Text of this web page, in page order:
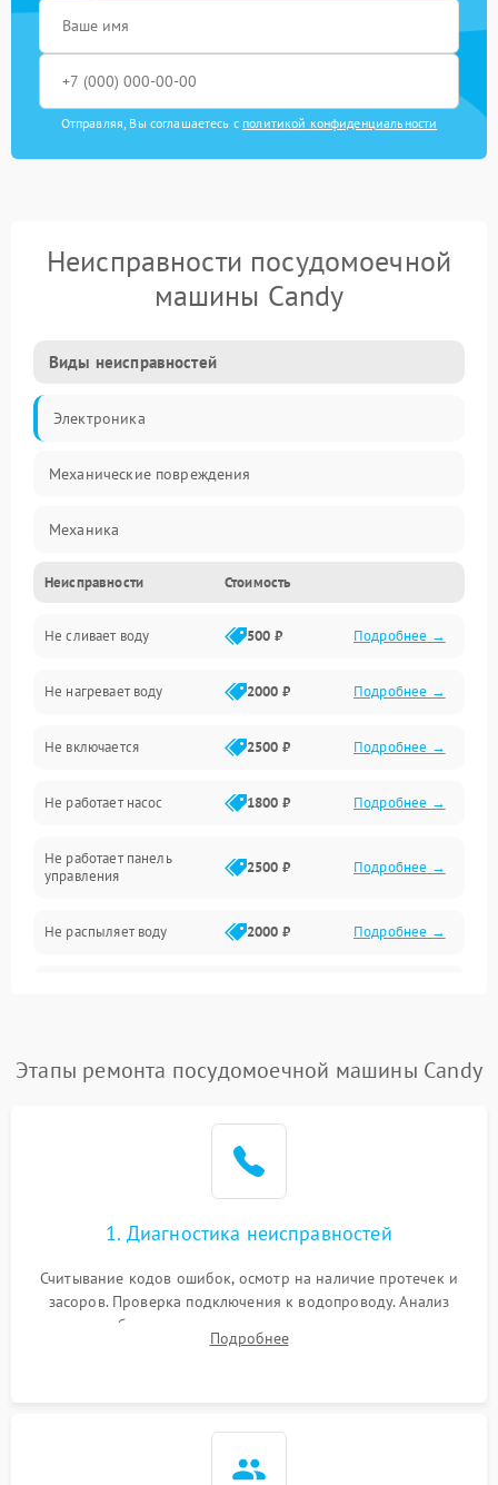
Отправляя, Вы соглашаетесь с политикой конфиденциальности
Неисправности посудомоечной
машины Candy
Виды неисправностей
Электроника
Механические повреждения
Механика
Управление
Электропитание
Датчики
Нагрев
Вода
Гигиена
Программное обеспечение
Неисправности Стоимость
Не сливает воду 500 ₽ Подробнее →
Не нагревает воду 2000 ₽ Подробнее →
Не включается 2500 ₽ Подробнее →
Не работает насос 1800 ₽ Подробнее →
Не работает панель
управления
2500 ₽ Подробнее →
Не распыляет воду 2000 ₽ Подробнее →
воды
1800 ₽ Подробнее →
Проблемы с
Этапы ремонта посудомоечной машины Candy
1. Диагностика неисправностей
Считывание кодов ошибок, осмотр на наличие протечек и
засоров. Проверка подключения к водопроводу. Анализ
жалоб на отсутствие слива, нагрева, вращения
разбрызгивателей или срабатывание системы защиты
Подробнее